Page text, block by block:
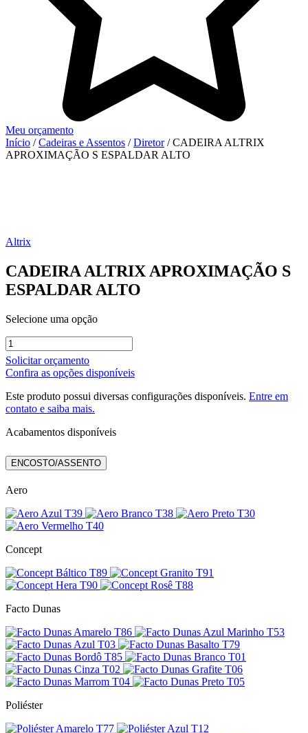
Meu orçamento
Início /Cadeiras e Assentos /Diretor/ CADEIRA ALTRIX
APROXIMAÇÃO S ESPALDAR ALTO
Altrix
CADEIRA ALTRIX APROXIMAÇÃO S
ESPALDAR ALTO
Selecione uma opção
CADEIRA
ALTRIX
APROXIMAÇÃO
S
ESPALDAR
ALTO
quantidade
Solicitar orçamento
Confira as opções disponíveis
Este produto possui diversas configurações disponíveis. Entre em
contato e saiba mais.
Acabamentos disponíveis
ENCOSTO/ASSENTO
Aero
Concept
Facto Dunas
Poliéster